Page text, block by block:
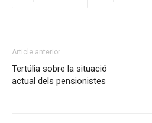
Article anterior
Tertúlia sobre la situació
actual dels pensionistes